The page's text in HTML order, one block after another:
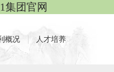
集团官网
概况 人才培养